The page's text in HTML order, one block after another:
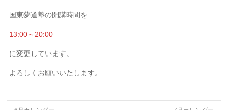
国東夢道塾の開講時間を
13:00～20:00
に変更しています。
よろしくお願いいたします。